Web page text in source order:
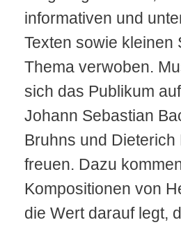
informativen und
Texten sowie kleinen
Thema verwoben.
sich das Publikum
Johann Sebastian
Bruhns und Dieterich
freuen. Dazu
Kompositionen von
die Wert darauf legt,